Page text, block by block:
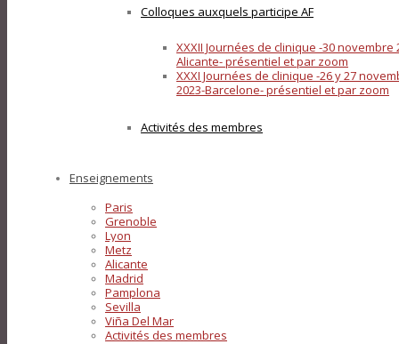
Colloques auxquels participe AF
XXXII Journées de clinique -30 novembre
Alicante- présentiel et par zoom
XXXI Journées de clinique -26 y 27
2023-Barcelone- présentiel et par zoom
Activités des membres
Enseignements
Paris
Grenoble
Lyon
Metz
Alicante
Madrid
Pamplona
Sevilla
Viña Del Mar
Activités des membres